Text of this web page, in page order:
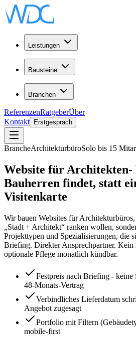
Leistungen
Bausteine
Branchen
ReferenzenRatgeberÜber
Kontakt
Erstgespräch
BrancheArchitekturbüroSolo bis 15
Website für Architekten-
Bauherren findet, statt
Visitenkarte
Wir bauen Websites für
„Stadt + Architekt“ ranken wollen,
Projekttypen und Spezialisierungen, die
Briefing. Direkter Ansprechpartner. Kein
optionale Pflege monatlich kündbar.
Festpreis nach Briefing - keine
48-Monats-Vertrag
Verbindliches Lieferdatum
Angebot zugesagt
Portfolio mit Filtern
mobile-first